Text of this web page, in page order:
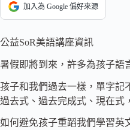
加入為 Google 偏好來源
公益SoR美語講座資訊
暑假即將到來，許多為孩子語
孩子和我們過去一樣，單字記
過去式、過去完成式、現在式
如何避免孩子重蹈我們學習英